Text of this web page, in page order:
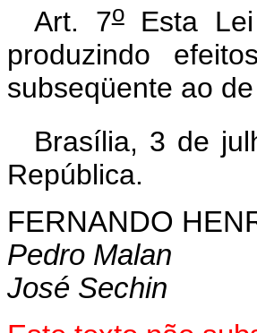
Art. 7oEsta Lei
produzindo
subseqüente ao
Brasília, 3 de
República.
FERNANDO
Pedro Malan
José Sechin